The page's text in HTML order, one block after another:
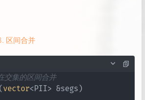
区间合并
集的区间合并
( vector<PII> &segs)